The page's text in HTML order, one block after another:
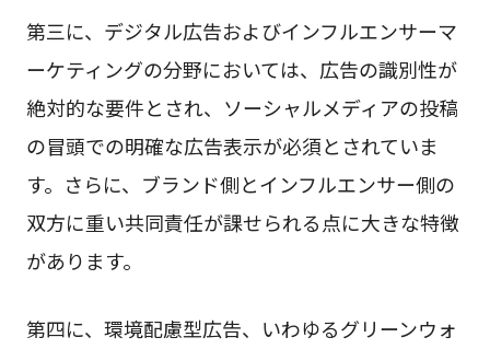
第三に、デジタル広告およびインフルエンサーマ
ーケティングの分野においては、広告の識別性が
絶対的な要件とされ、ソーシャルメディアの投稿
の冒頭での明確な広告表示が必須とされていま
す。さらに、ブランド側とインフルエンサー側の
双方に重い共同責任が課せられる点に大きな特徴
があります。
第四に、環境配慮型広告、いわゆるグリーンウォ